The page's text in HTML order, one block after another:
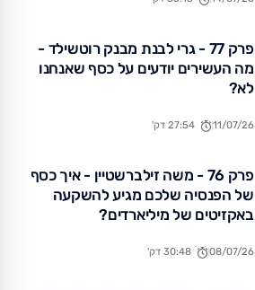
פרק 77 - גרי לבנת מבנק רוטשילד -
מה העשירים יודעים על כסף שאנחנו
לא?
11/07/26 27:54 דק'
פרק 76 - משה זילברשטיין - איך כסף
של הפנסיה שלכם מגיע להשקעה
באקזיטים של מיליארדים?
08/07/26 30:48 דק'